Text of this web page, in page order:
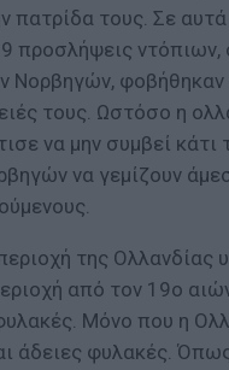
πατρίδα τους. Σε αυτά
προσλήψεις ντόπιων,
Νορβηγών,
τους. Ωστόσο η
να μην συμβεί κάτι
να γεμίζουν
της Ολλανδίας
από τον 19ο
Μόνο που η
άδειες φυλακές.